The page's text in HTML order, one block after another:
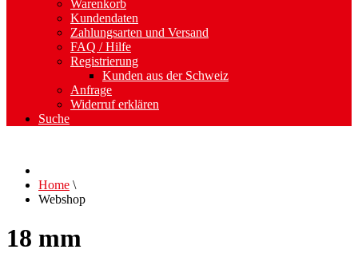
Warenkorb
Kundendaten
Zahlungsarten und Versand
FAQ / Hilfe
Registrierung
Kunden aus der Schweiz
Anfrage
Widerruf erklären
Suche
Home \
Webshop
18 mm